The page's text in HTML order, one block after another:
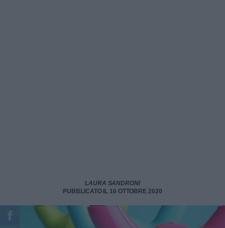
LAURA SANDRONI
PUBBLICATO IL 16 OTTOBRE 2020